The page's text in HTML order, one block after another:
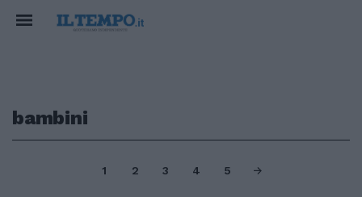
bambini
1 2 3 4 5